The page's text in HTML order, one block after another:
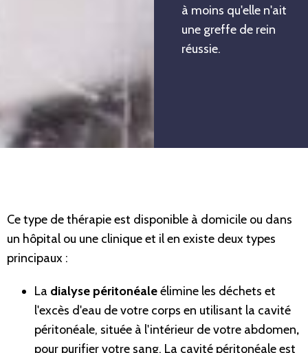
à moins qu'elle n'ait
une greffe de rein
réussie.
Ce type de thérapie est disponible à domicile ou dans
un hôpital ou une clinique et il en existe deux types
principaux :
La dialyse péritonéaleélimine les déchets et
l'excès d'eau de votre corps en utilisant la cavité
péritonéale, située à l'intérieur de votre abdomen,
pour purifier votre sang. La cavité péritonéale est